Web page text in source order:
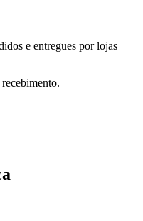
e entregues por lojas